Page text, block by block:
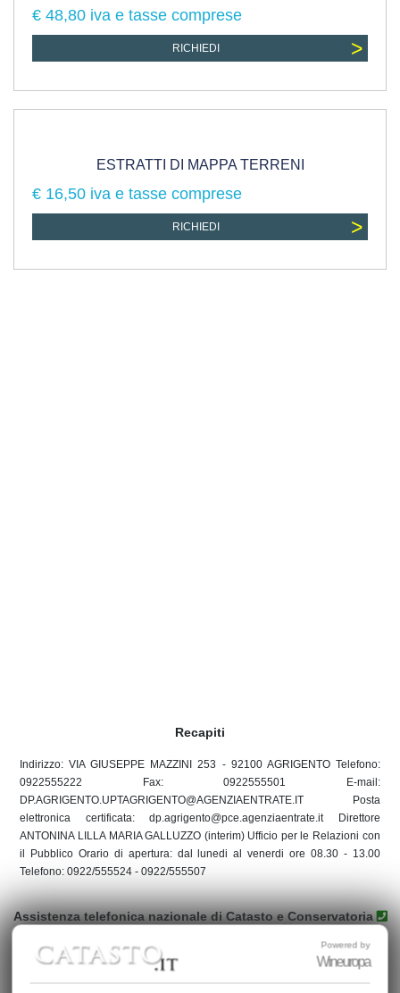
€ 48,80 iva e tasse comprese
RICHIEDI >
ESTRATTI DI MAPPA TERRENI
€ 16,50 iva e tasse comprese
RICHIEDI >
Recapiti
Indirizzo: VIA GIUSEPPE MAZZINI 253 - 92100 AGRIGENTO Telefono:
0922555222 Fax: 0922555501 E-mail:
DP.AGRIGENTO.UPTAGRIGENTO@AGENZIAENTRATE.IT Posta
elettronica certificata: dp.agrigento@pce.agenziaentrate.it Direttore
ANTONINA LILLA MARIA GALLUZZO (interim) Ufficio per le Relazioni con
il Pubblico Orario di apertura: dal lunedi al venerdi ore 08.30 - 13.00
Telefono: 0922/555524 - 0922/555507
Assistenza telefonica nazionale di Catasto e Conservatoria
l'appuntamento al Catasto di Agrigento
Powered by
Wineuropa